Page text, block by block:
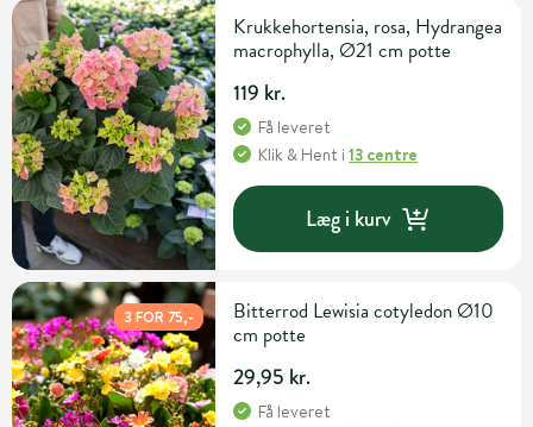
Krukkehortensia, rosa, Hydrangea
macrophylla, Ø21 cm potte
119 kr.
Få leveret
Klik & Hent i13 centre
Læg i kurv
3 FOR 75,-
Bitterrod Lewisia cotyledon Ø10
cm potte
29,95 kr.
Få leveret